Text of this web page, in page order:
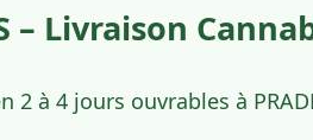
– Livraison
2 à 4 jours ouvrables à